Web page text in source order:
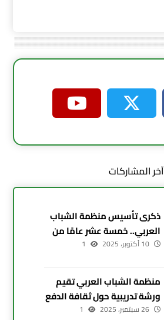
آخر المشاركات
ذكرى تأسيس منظمة الشباب
العربي.. خمسة عشر عامًا من
العطاء والإصرار
10 أكتوبر، 2025 1
منظمة الشباب العربي تقيم
ورشة تدريبية حول ثقافة الدفع
الإلكتروني في أربيل
26 سبتمبر، 2025 1